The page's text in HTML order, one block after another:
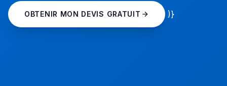
OBTENIR MON DEVIS GRATUIT )}